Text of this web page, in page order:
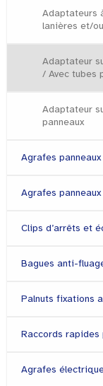
Adaptateurs
lanières et/
Adaptateur
/ Avec tubes
Adaptateur
panneaux
Agrafes
Agrafes
Clips d’arrêts et
Bagues anti-
Palnuts fixations
Raccords rapides
Agrafes